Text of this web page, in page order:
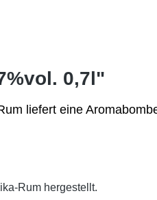
0,7l"
liefert eine
Rum hergestellt.